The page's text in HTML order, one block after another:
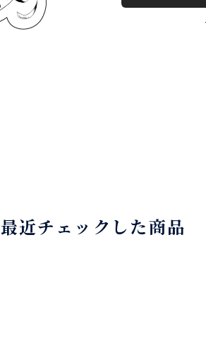
最近チェックした商品